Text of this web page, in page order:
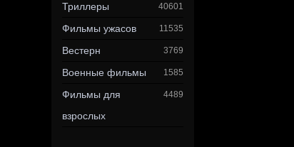
Триллеры 40601
Фильмы ужасов 11535
Вестерн 3769
Военные фильмы 1585
Фильмы для
взрослых
4489